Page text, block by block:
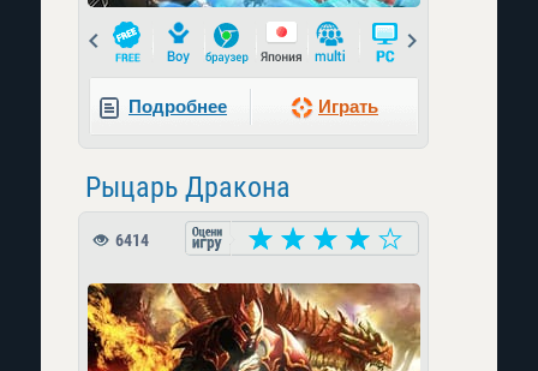
Prev
Подробнее Играть
Рыцарь Дракона
6414